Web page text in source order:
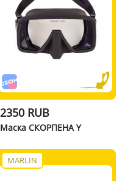
2350 RUB
Маска СКОРПЕНА Y
MARLIN